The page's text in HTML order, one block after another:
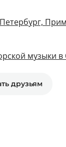
музыки в
друзьям